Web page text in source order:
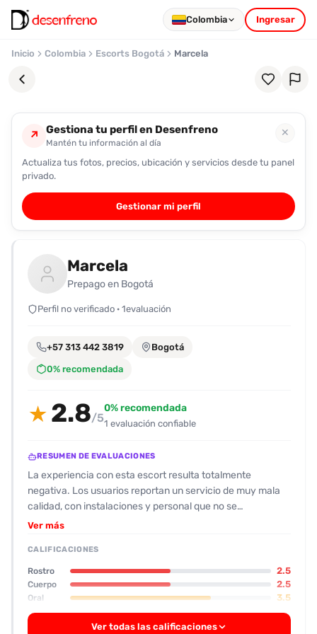
Colombia Ingresar
Inicio Colombia Escorts Bogotá Marcela
Favoritos
Pronto
podrás
registrarte
guardar
favoritas
para
fácilmente.
↗ Gestiona tu perfil en Desenfreno
Mantén tu información al día
✕
Actualiza tus fotos, precios, ubicación y servicios desde tu panel
privado.
Gestionar mi perfil
Marcela
Prepago en Bogotá
Perfil no verificado · 1evaluación
+57 313 442 3819 Bogotá
0% recomendada
★ 2.8/5
0% recomendada
1 evaluación confiable
RESUMEN DE EVALUACIONES
La experiencia con esta escort resulta totalmente
negativa. Los usuarios reportan un servicio de muy mala
calidad, con instalaciones y personal que no se
corresponden con las fotos que aparecen en los anuncios.
describían como jóvenes de 30 años y estatura de 1,50 m,
pero que en la práctica resultaban ser mujeres muy
mayores, mal arregladas y con un aspecto que “horrible” y
“fatal” según las reseñas. El trato fue de carácter grosero,
con poca higiene y, en algunos casos, la escort mostró
comportamientos peligrosos, como la falta de protección
Ver más
CALIFICACIONES
Rostro 2.5
Cuerpo 2.5
Oral 3.5
Ver todas las calificaciones